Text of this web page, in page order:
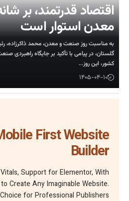
بر شانه‌های صنعت و
است
محمد ذاکرزاده، رئیس اتاق اصناف مرکز استان
بر جایگاه راهبردی صنعت و معدن در توسعه اقتصادی
Impressive Mobile
Ready for Core Web Vitals, Support
1000+ Options Allows to Create Any
It is the Perfect Choice for